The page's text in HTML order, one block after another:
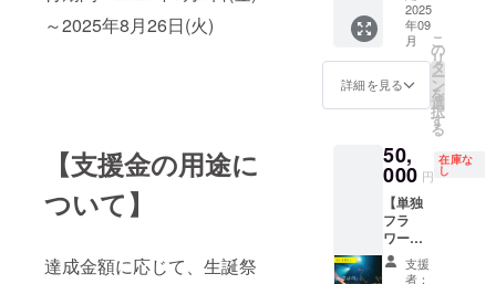
～2025年8月26日(火)
【支援金の用途に
ついて】
達成金額に応じて、生誕祭
へ、記
入をご
希望さ
れるお
名前ま
を必ず
お書き
くださ
い。
筆)の大
のぼり
を当日
設置
し、終
了後に
お渡
たは郵
送させ
ていた
だきま
す。 ・
数量：1
点 ・サ
イズ：
2025
年09
月
詳細を見る
こ
の
リ
タ
ー
ン
を
選
択
す
る
50,
000 円
在庫な
し
【単独
フラ
ワース
タン
ド、ミ
支援
者：